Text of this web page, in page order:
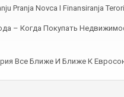
Pranja Novca I Finansiranja
– Когда Покупать
Все Ближе И Ближе К